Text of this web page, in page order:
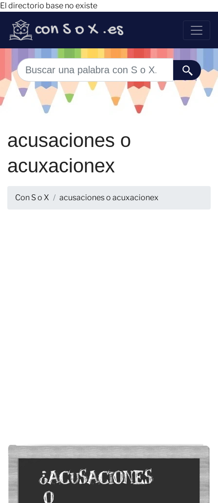
El directorio base no existe
acusaciones o
acuxacionex
Con S o X acusaciones o acuxacionex